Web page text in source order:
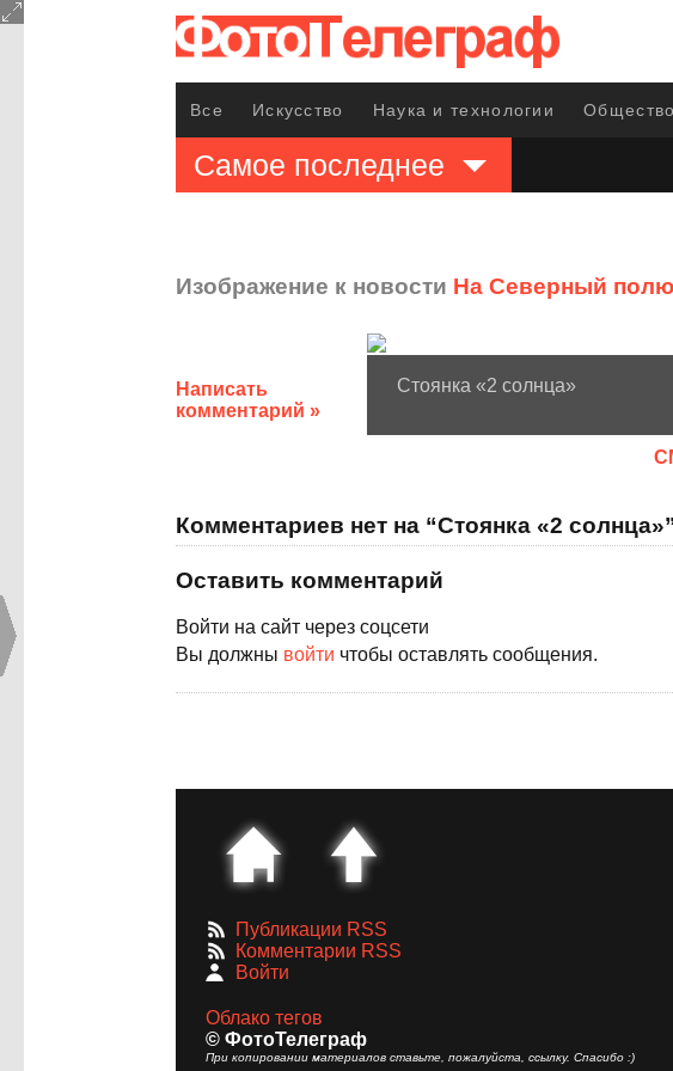
Все Искусство Наука и технологии Общество
Самое последнее
Изображение к новости На Северный
Написать
комментарий »
Стоянка «2 солнца»
Комментариев нет на “Стоянка «2 солнца»”
Оставить комментарий
Войти на сайт через соцсети
Вы должны войти чтобы оставлять сообщения.
Публикации RSS
Комментарии RSS
Войти
Облако тегов
© ФотоТелеграф
При копировании материалов ставьте, пожалуйста, ссылку. Спасибо :)